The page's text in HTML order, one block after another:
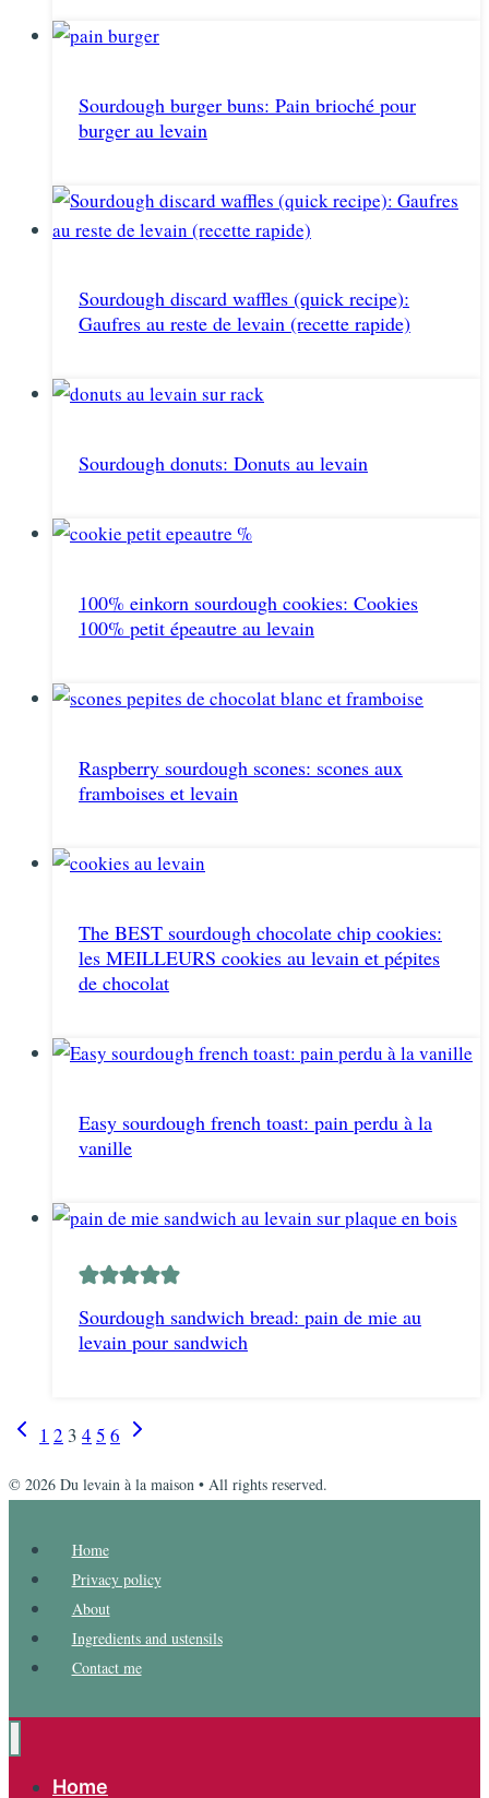
Sourdough burger buns: Pain brioché pour
burger au levain
Sourdough discard waffles (quick recipe):
Gaufres au reste de levain (recette rapide)
Sourdough donuts: Donuts au levain
100% einkorn sourdough cookies: Cookies
100% petit épeautre au levain
Raspberry sourdough scones: scones aux
framboises et levain
The BEST sourdough chocolate chip cookies:
les MEILLEURS cookies au levain et pépites
de chocolat
Easy sourdough french toast: pain perdu à la
vanille
Sourdough sandwich bread: pain de mie au
levain pour sandwich
Navigation
de
Page1 2 3 4 5 6 Page
© 2026 Du levain à la maison • All rights reserved.
Home
Privacy policy
About
Ingredients and ustensils
Contact me
Home